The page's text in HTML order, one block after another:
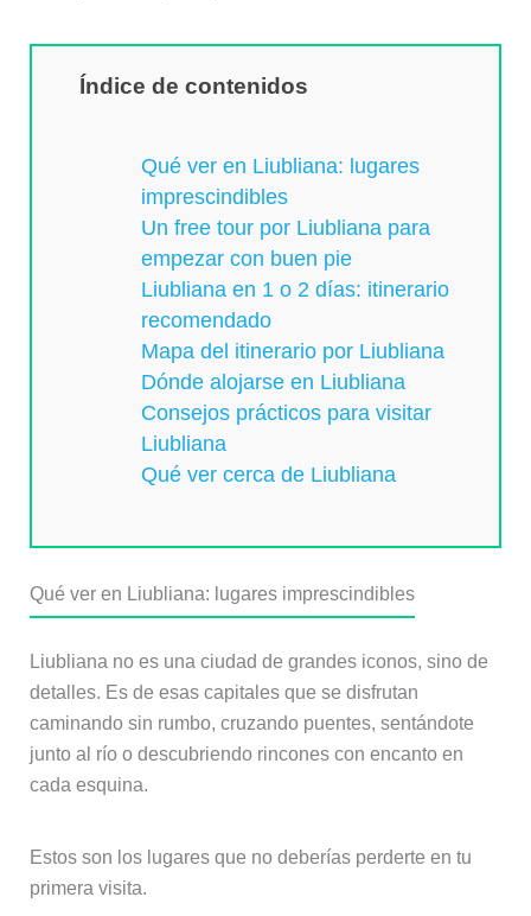
Índice de contenidos
Qué ver en Liubliana: lugares
imprescindibles
Un free tour por Liubliana para
empezar con buen pie
Liubliana en 1 o 2 días: itinerario
recomendado
Mapa del itinerario por Liubliana
Dónde alojarse en Liubliana
Consejos prácticos para visitar
Liubliana
Qué ver cerca de Liubliana
Qué ver en Liubliana: lugares imprescindibles
Liubliana no es una ciudad de grandes iconos, sino de
detalles. Es de esas capitales que se disfrutan
caminando sin rumbo, cruzando puentes, sentándote
junto al río o descubriendo rincones con encanto en
cada esquina.
Estos son los lugares que no deberías perderte en tu
primera visita.